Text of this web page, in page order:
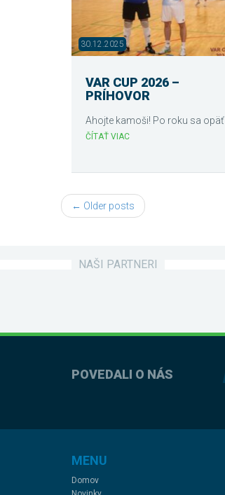
30.12.2025
VAR CUP 2026 –
PRÍHOVOR
Ahojte kamoši! Po roku sa opäť
ČÍTAŤ VIAC
← Older posts
NAŠI PARTNERI
POVEDALI O NÁS
MENU
Domov